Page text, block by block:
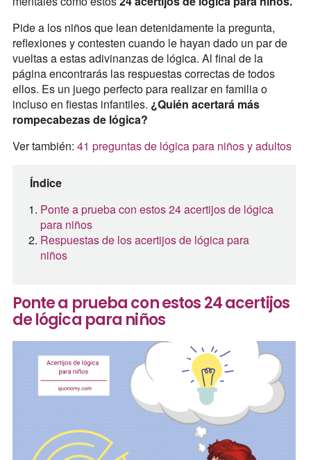
Pide a los niños que lean detenidamente la pregunta,
reflexiones y contesten cuando le hayan dado un par de
vueltas a estas adivinanzas de lógica. Al final de la
página encontrarás las respuestas correctas de todos
ellos. Es un juego perfecto para realizar en familia o
incluso en fiestas infantiles. ¿Quién acertará más
rompecabezas de lógica?
Ver también: 41 preguntas de lógica para niños y adultos
Índice
Ponte a prueba con estos 24 acertijos de lógica
para niños
Respuestas de los acertijos de lógica para
niños
Ponte a prueba con estos 24 acertijos
de lógica para niños